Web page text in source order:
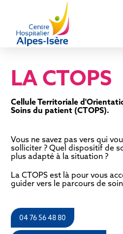
LA CTOPS
Cellule Territoriale
Soins du patient (CTOPS).
Vous ne savez pas vers qui
solliciter ? Quel dispositif de
plus adapté à la situation ?
La CTOPS est là pour vous
guider vers le parcours de
04 76 56 48 80